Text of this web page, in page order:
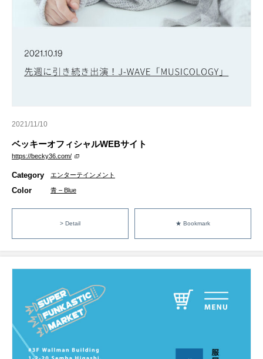
2021/11/10
ベッキーオフィシャルWEBサイト
https://becky36.com/
Category エンターテインメント
Color 青 – Blue
> Detail ★ Bookmark